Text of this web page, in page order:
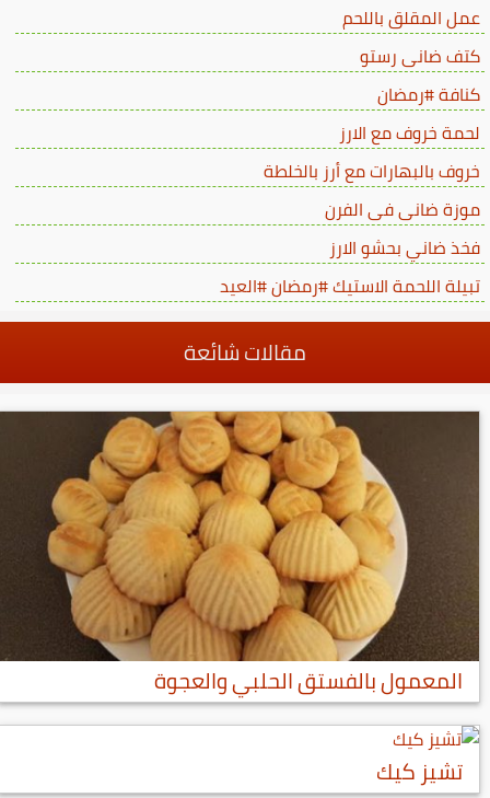
عمل المقلق باللحم
كتف ضانى رستو
كنافة #رمضان
لحمة خروف مع الارز
خروف بالبهارات مع أرز بالخلطة
موزة ضانى فى الفرن
فخذ ضاني بحشو الارز
تبيلة اللحمة الاستيك #رمضان #العيد
مقالات شائعة
المعمول بالفستق الحلبي والعجوة
تشيز كيك